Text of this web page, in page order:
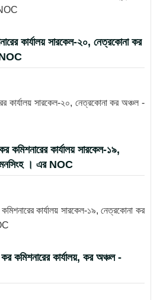
কার্যালয় সারকেল-২০, নেত্রকোনা কর
কার্যালয় সারকেল-২০, নেত্রকোনা কর অঞ্চল -
কমিশনারের কার্যালয় সারকেল-১৯,
। এর NOC
কার্যালয় সারকেল-১৯, নেত্রকোনা কর
কমিশনারের কার্যালয়, কর অঞ্চল -